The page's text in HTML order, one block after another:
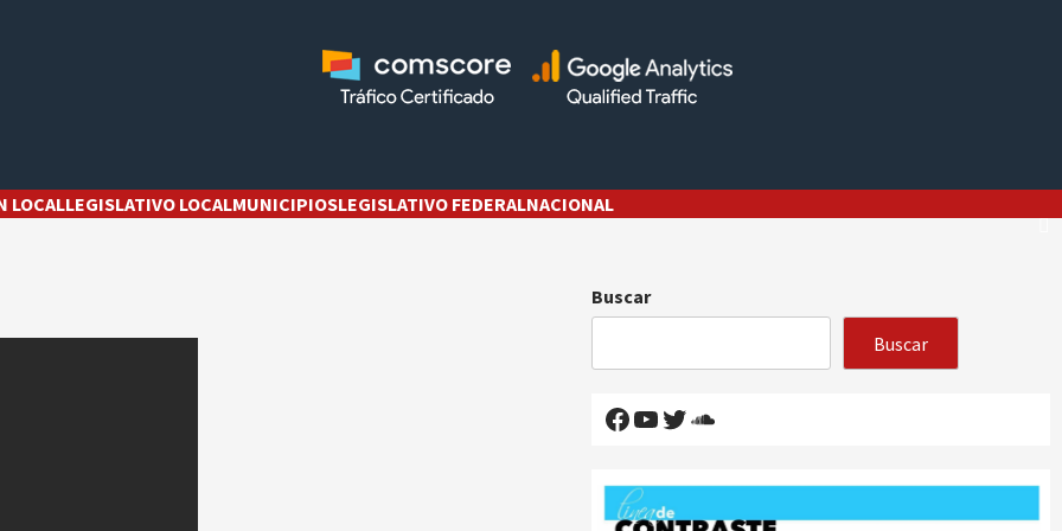
LOCALLEGISLATIVO LOCALMUNICIPIOSLEGISLATIVO FEDERALNACIONAL
Buscar
Buscar
Facebook
YouTube
Twitter
SoundCloud